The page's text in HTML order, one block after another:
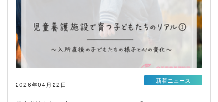
2026年04月22日
新着ニュース